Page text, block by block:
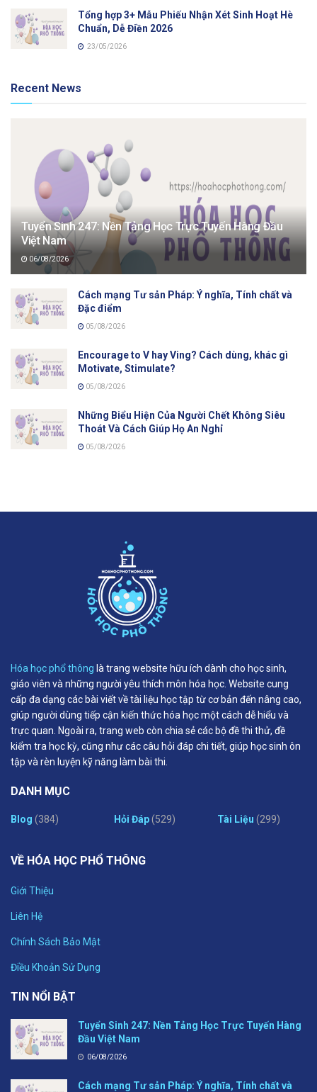
Tổng hợp 3+ Mẫu Phiếu Nhận Xét Sinh Hoạt Hè
Chuẩn, Dễ Điền 2026
23/05/2026
Recent News
Tuyển Sinh 247: Nền Tảng Học Trực Tuyến Hàng Đầu
Việt Nam
06/08/2026
Cách mạng Tư sản Pháp: Ý nghĩa, Tính chất và
Đặc điểm
05/08/2026
Encourage to V hay Ving? Cách dùng, khác gì
Motivate, Stimulate?
05/08/2026
Những Biểu Hiện Của Người Chết Không Siêu
Thoát Và Cách Giúp Họ An Nghỉ
05/08/2026
Hóa học phổ thông là trang website hữu ích dành cho học sinh,
giáo viên và những người yêu thích môn hóa học. Website cung
cấp đa dạng các bài viết về tài liệu học tập từ cơ bản đến nâng cao,
giúp người dùng tiếp cận kiến thức hóa học một cách dễ hiểu và
trực quan. Ngoài ra, trang web còn chia sẻ các bộ đề thi thử, đề
kiểm tra học kỳ, cũng như các câu hỏi đáp chi tiết, giúp học sinh ôn
tập và rèn luyện kỹ năng làm bài thi.
DANH MỤC
Blog (384) Hỏi Đáp(529) Tài Liệu (299)
VỀ HÓA HỌC PHỔ THÔNG
Giới Thiệu
Liên Hệ
Chính Sách Bảo Mật
Điều Khoản Sử Dụng
TIN NỔI BẬT
Tuyển Sinh 247: Nền Tảng Học Trực Tuyến Hàng
Đầu Việt Nam
06/08/2026
Cách mạng Tư sản Pháp: Ý nghĩa, Tính chất và